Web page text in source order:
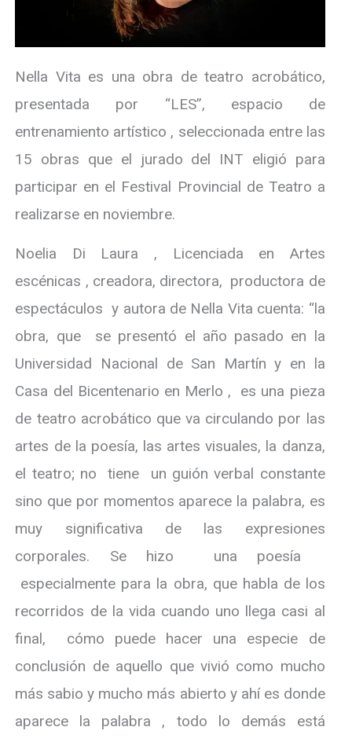
Nella Vita es una obra de teatro acrobático,
presentada por “LES”, espacio de
entrenamiento artístico , seleccionada entre las
15 obras que el jurado del INT eligió para
participar en el Festival Provincial de Teatro a
realizarse en noviembre.
Noelia Di Laura , Licenciada en Artes
escénicas , creadora, directora, productora de
espectáculos y autora de Nella Vita cuenta: “la
obra, que se presentó el año pasado en la
Universidad Nacional de San Martín y en la
Casa del Bicentenario en Merlo , es una pieza
de teatro acrobático que va circulando por las
artes de la poesía, las artes visuales, la danza,
el teatro; no tiene un guión verbal constante
sino que por momentos aparece la palabra, es
muy significativa de las expresiones
corporales. Se hizo una poesía
especialmente para la obra, que habla de los
recorridos de la vida cuando uno llega casi al
final, cómo puede hacer una especie de
conclusión de aquello que vivió como mucho
más sabio y mucho más abierto y ahí es donde
aparece la palabra , todo lo demás está